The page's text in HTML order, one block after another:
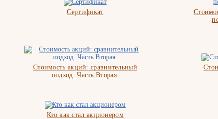
Сертификат
Стоимость акций: сравнительный
подход. Часть Вторая.
Кто как стал акционером